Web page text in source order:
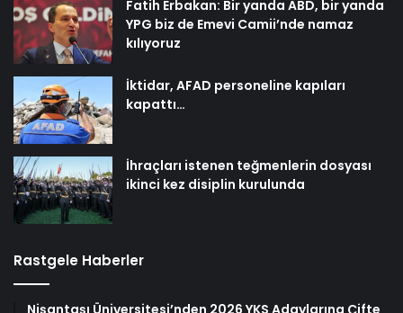
Fatih Erbakan: Bir yanda ABD, bir yanda
YPG biz de Emevi Camii’nde namaz
kılıyoruz
İktidar, AFAD personeline kapıları
kapattı…
İhraçları istenen teğmenlerin dosyası
ikinci kez disiplin kurulunda
Rastgele Haberler
Nişantaşı Üniversitesi’nden 2026 YKS Adaylarına Çifte